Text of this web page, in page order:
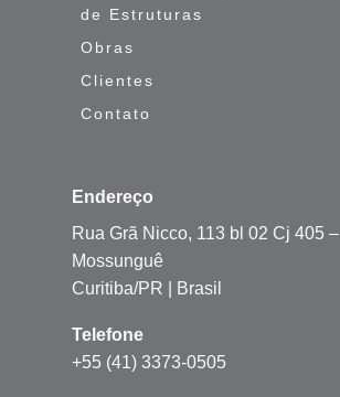
de Estruturas
Obras
Clientes
Contato
Endereço
Rua Grã Nicco, 113 bl 02 Cj 405 –
Mossunguê
Curitiba/PR | Brasil
Telefone
+55 (41) 3373-0505